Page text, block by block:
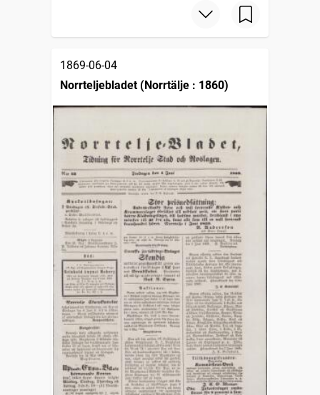
1869-06-04
Norrteljebladet (Norrtälje : 1860)